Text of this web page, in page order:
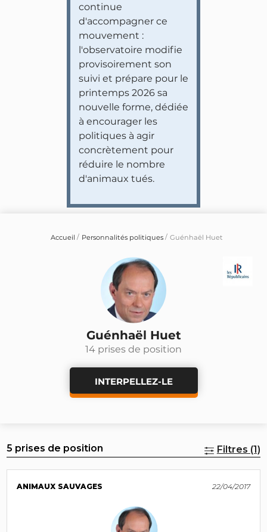
continue
d'accompagner ce
mouvement :
l'observatoire modifie
provisoirement son
suivi et prépare pour le
printemps 2026 sa
nouvelle forme, dédiée
à encourager les
politiques à agir
concrètement pour
réduire le nombre
d'animaux tués.
Accueil Personnalités politiques Guénhaël Huet
Guénhaël Huet
14 prises de position
INTERPELLEZ-LE
5 prises de position Filtres (1)
ANIMAUX SAUVAGES 22/04/2017